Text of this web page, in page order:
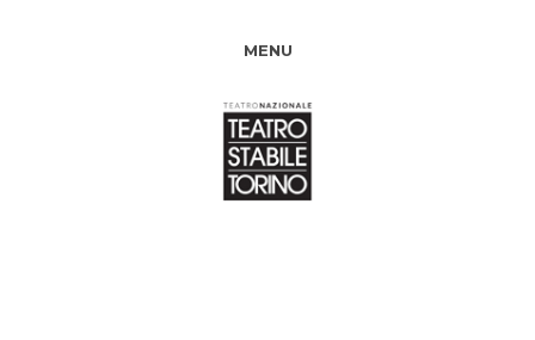
MENU